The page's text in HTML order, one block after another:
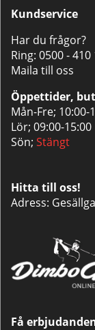
Kundservice
Har du frågor?
Ring: 0500 - 410
Maila till oss
Öppettider,
Mån-Fre; 10:00-
Lör; 09:00-15:00
Sön; Stängt
Hitta till oss!
Adress:
Få